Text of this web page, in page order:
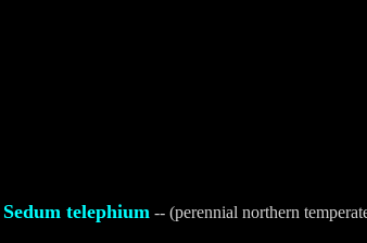
Sedum telephium -- (perennial northern